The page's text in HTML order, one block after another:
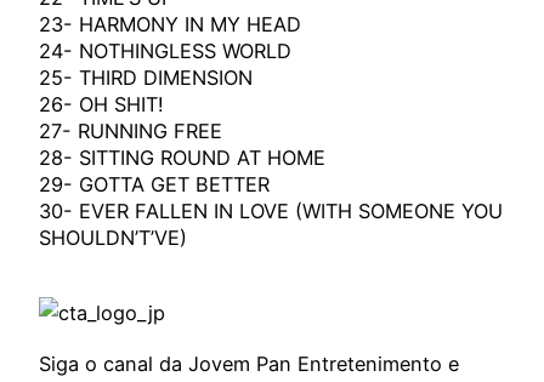
23- HARMONY IN MY HEAD
24- NOTHINGLESS WORLD
25- THIRD DIMENSION
26- OH SHIT!
27- RUNNING FREE
28- SITTING ROUND AT HOME
29- GOTTA GET BETTER
30- EVER FALLEN IN LOVE (WITH SOMEONE YOU
SHOULDN’T’VE)
Siga o canal da Jovem Pan Entretenimento e